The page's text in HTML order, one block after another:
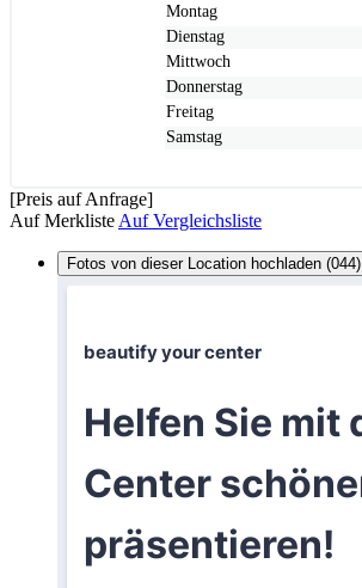
Montag
Dienstag
Mittwoch
Donnerstag
Freitag
Samstag
[Preis auf Anfrage]
Auf Merkliste Auf Vergleichsliste
Fotos von dieser Location hochladen (044)